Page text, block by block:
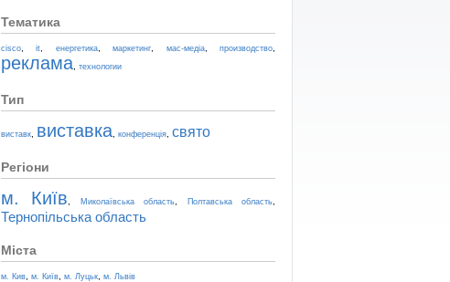
Тематика
cisco ,it енергетика,маркетинг мас-медіа,производство
реклама технологии
Тип
виставк виставка конференція свято
Регіони
м. Київ Миколаївська область Полтавська область
Тернопільська область
Міста
м. Кив м. Київ м. Луцьк м. Львів